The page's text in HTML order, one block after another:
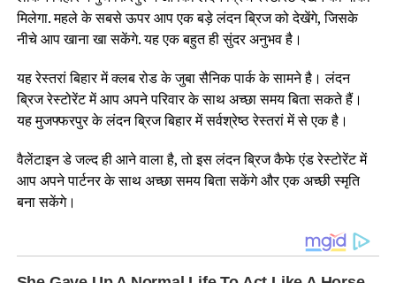
मिलेगा. महले के सबसे ऊपर आप एक बड़े लंदन ब्रिज को देखेंगे, जिसके
नीचे आप खाना खा सकेंगे. यह एक बहुत ही सुंदर अनुभव है।
यह रेस्तरां बिहार में क्लब रोड के जुबा सैनिक पार्क के सामने है। लंदन
ब्रिज रेस्टोरेंट में आप अपने परिवार के साथ अच्छा समय बिता सकते हैं।
यह मुजफ्फरपुर के लंदन ब्रिज बिहार में सर्वश्रेष्ठ रेस्तरां में से एक है।
वैलेंटाइन डे जल्द ही आने वाला है, तो इस लंदन ब्रिज कैफे एंड रेस्टोरेंट में
आप अपने पार्टनर के साथ अच्छा समय बिता सकेंगे और एक अच्छी स्मृति
बना सकेंगे।